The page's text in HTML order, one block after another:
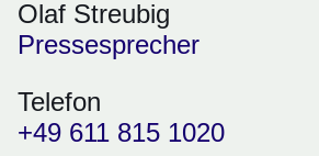
Olaf Streubig
Pressesprecher
Telefon
+49 611 815 1020